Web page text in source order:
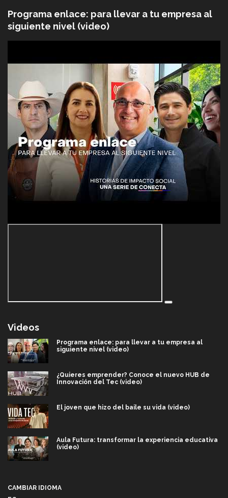
Programa enlace: para llevar a tu empresa al
siguiente nivel (video)
Videos
Programa enlace: para llevar a tu empresa al
siguiente nivel (video)
¿Quieres emprender? Conoce el nuevo HUB de
Innovación del Tec (video)
El joven que hizo del baile su vida (video)
Aula Futura: transformar la experiencia educativa
(video)
CAMBIAR IDIOMA